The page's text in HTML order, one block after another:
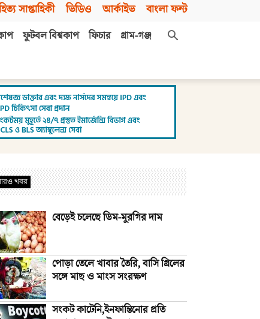
সাপ্তাহিকী ভিডিও আর্কাইভ বাংলা ফন্ট
ফুটবল বিশ্বকাপ ফিচার
গ্রাম-গঞ্জ
খবর
বেড়েই চলেছে ডিম-মুরগির দাম
পোড়া তেলে খাবার তৈরি, বাসি গ্রিলের
সঙ্গে মাছ ও মাংস সংরক্ষণ
সংকট কাটেনি,ইনফান্তিনোর প্রতি